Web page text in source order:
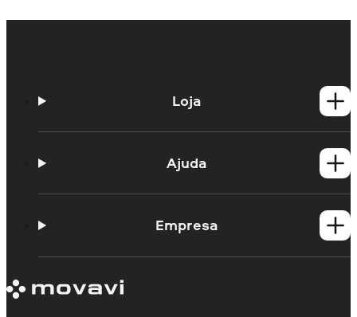
Loja
Produtos para Mac Ajuda
Portal de aprendizagem
Limitações da versão de teste
Empresa
Testemunhos